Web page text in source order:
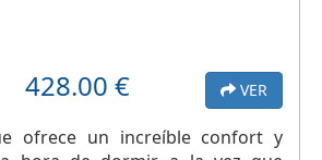
428.00 € VER
ofrece un increíble confort y